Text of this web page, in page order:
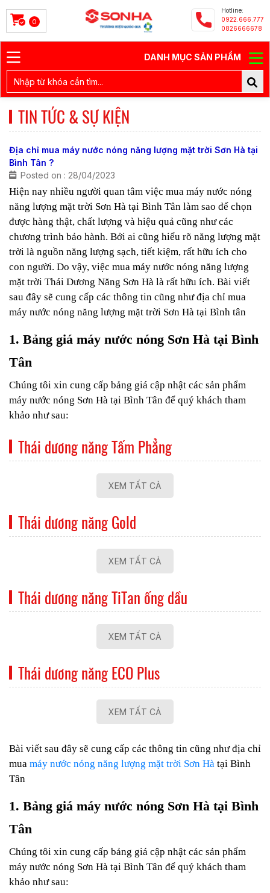
0
Hotline:
0922.666.777
0826666678
DANH MỤC SẢN PHẨM
TIN TỨC & SỰ KIỆN
Địa chỉ mua máy nước nóng năng lượng mặt trời Sơn Hà tại
Bình Tân ?
Posted on : 28/04/2023
Hiện nay nhiều người quan tâm việc mua máy nước nóng
năng lượng mặt trời Sơn Hà tại Bình Tân làm sao để chọn
được hàng thật, chất lượng và hiệu quả cũng như các
chương trình bảo hành. Bởi ai cũng hiểu rõ năng lượng mặt
trời là nguồn năng lượng sạch, tiết kiệm, rất hữu ích cho
con người. Do vậy, việc mua máy nước nóng năng lượng
mặt trời Thái Dương Năng Sơn Hà là rất hữu ích. Bài viết
sau đây sẽ cung cấp các thông tin cũng như địa chỉ mua
máy nước nóng năng lượng mặt trời Sơn Hà tại Bình tân
1. Bảng giá máy nước nóng Sơn Hà tại Bình
Tân
Chúng tôi xin cung cấp bảng giá cập nhật các sản phẩm
máy nước nóng Sơn Hà tại Bình Tân để quý khách tham
khảo như sau:
Thái dương năng Tấm Phẳng
XEM TẤT CẢ
Thái dương năng Gold
XEM TẤT CẢ
Thái dương năng TiTan ống dầu
XEM TẤT CẢ
Thái dương năng ECO Plus
XEM TẤT CẢ
Bài viết sau đây sẽ cung cấp các thông tin cũng như địa chỉ
mua máy nước nóng năng lượng mặt trời Sơn Hà tại Bình
Tân
1. Bảng giá máy nước nóng Sơn Hà tại Bình
Tân
Chúng tôi xin cung cấp bảng giá cập nhật các sản phẩm
máy nước nóng Sơn Hà tại Bình Tân để quý khách tham
khảo như sau: